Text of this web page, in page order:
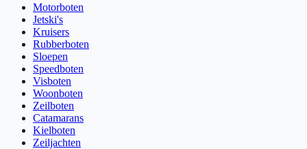
Motorboten
Jetski's
Kruisers
Rubberboten
Sloepen
Speedboten
Visboten
Woonboten
Zeilboten
Catamarans
Kielboten
Zeiljachten